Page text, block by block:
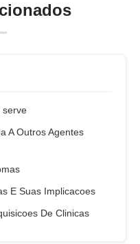
serve
A Outros Agentes
E Suas Implicacoes
De Clinicas